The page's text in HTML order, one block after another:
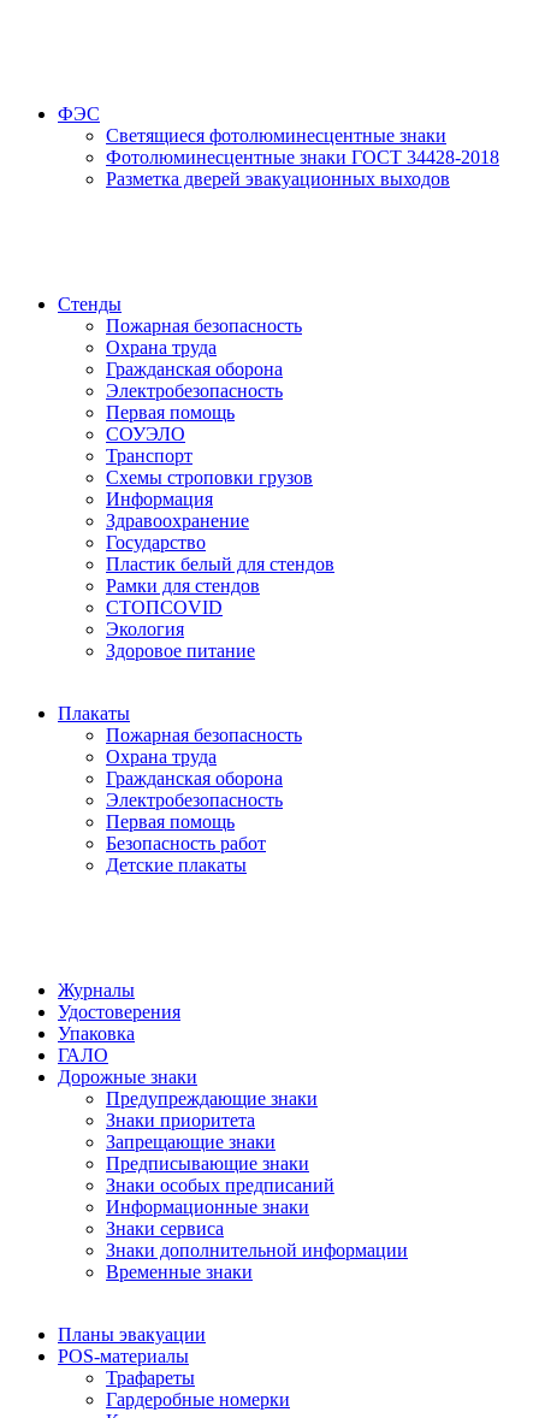
ФЭС
Светящиеся фотолюминесцентные знаки
Фотолюминесцентные знаки ГОСТ 34428-2018
Разметка дверей эвакуационных выходов
Стенды
Пожарная безопасность
Охрана труда
Гражданская оборона
Электробезопасность
Первая помощь
СОУЭЛО
Транспорт
Схемы строповки грузов
Информация
Здравоохранение
Государство
Пластик белый для стендов
Рамки для стендов
СТОПCOVID
Экология
Здоровое питание
Плакаты
Пожарная безопасность
Охрана труда
Гражданская оборона
Электробезопасность
Первая помощь
Безопасность работ
Детские плакаты
Журналы
Удостоверения
Упаковка
ГАЛО
Дорожные знаки
Предупреждающие знаки
Знаки приоритета
Запрещающие знаки
Предписывающие знаки
Знаки особых предписаний
Информационные знаки
Знаки сервиса
Знаки дополнительной информации
Временные знаки
Планы эвакуации
POS-материалы
Трафареты
Гардеробные номерки